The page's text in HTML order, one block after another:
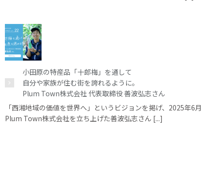
小田原の特産品「十郎梅」を通して
自分や家族が住む街を誇れるように。
Plum Town株式会社 代表取締役 善波弘志さん
「西湘地域の価値を世界へ」というビジョンを掲げ、2025年6月
Plum Town株式会社を立ち上げた善波弘志さん [...]